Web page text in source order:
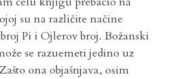
su na različite načine
Pi i Ojlerov broj. Božanski
se razuemeti jedino uz
ona objašnjava, osim